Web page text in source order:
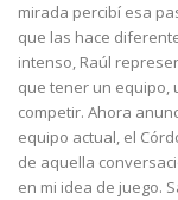
mirada percibí esa
que las hace
intenso, Raúl
que tener un equipo,
competir. Ahora
equipo actual, el
de aquella
en mi idea de juego.